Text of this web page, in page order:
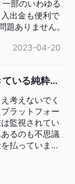
部のいわゆる
出金も便利で
ありません。
2023-04-20
いる純粋な
考えないでく
ラットフォー
監視されてい
るのも不思議
払っていま
家はこのプラ
粋な敗者であ